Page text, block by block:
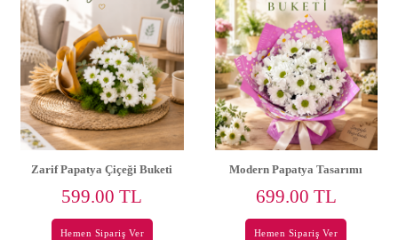
Zarif Papatya Çiçeği Buketi
599.00 TL
Hemen Sipariş Ver
Modern Papatya Tasarımı
699.00 TL
Hemen Sipariş Ver